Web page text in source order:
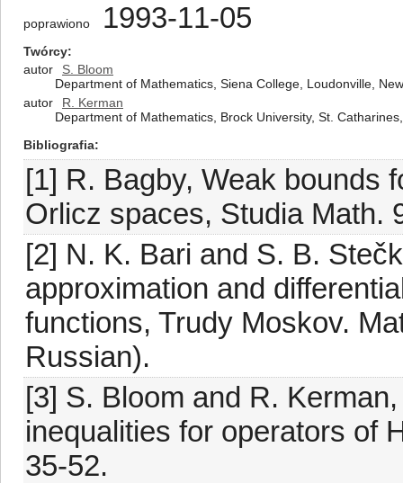
poprawiono 1993-11-05
Twórcy
autor
S. Bloom
Department of Mathematics, Siena College, Loudonville,
autor
R. Kerman
Department of Mathematics, Brock University, St.
Bibliografia
[1] R. Bagby, Weak bounds
Orlicz spaces, Studia Math.
[2] N. K. Bari and S. B.
approximation and
functions, Trudy Moskov.
Russian).
[3] S. Bloom and R.
inequalities for operators of
35-52.